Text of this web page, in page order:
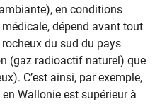
en conditions
dépend avant tout
du sud du pays
(gaz radioactif naturel) que
C’est ainsi, par exemple,
Wallonie est supérieur à